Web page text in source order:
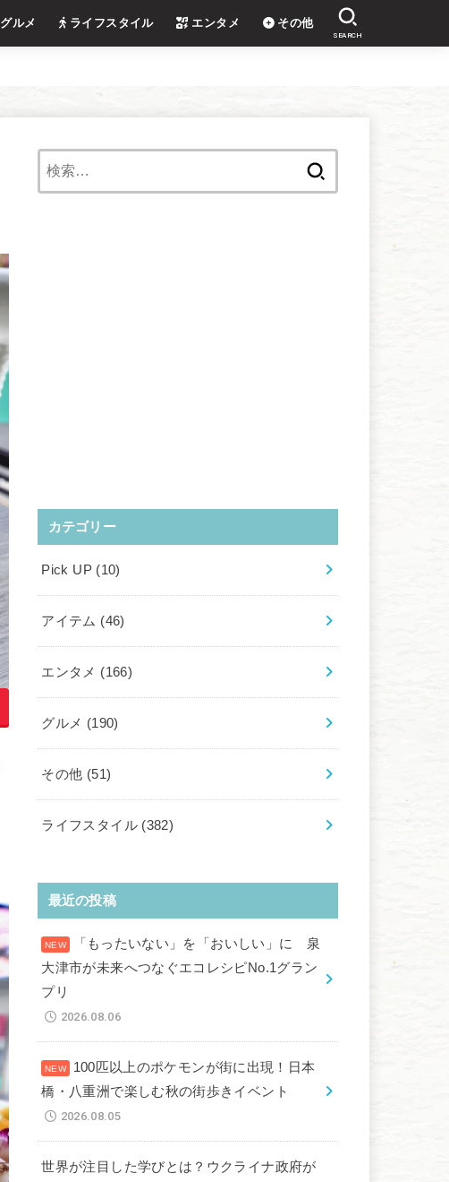
グルメ ライフスタイル エンタメ その他
SEARCH
カテゴリー
Pick UP (10)
アイテム (46)
エンタメ (166)
グルメ (190)
その他 (51)
ライフスタイル (382)
最近の投稿
「もったいない」を「おいしい」に 泉
大津市が未来へつなぐエコレシピNo.1グラン
プリ
2026.08.06
100匹以上のポケモンが街に出現！日本
橋・八重洲で楽しむ秋の街歩きイベント
2026.08.05
世界が注目した学びとは？ウクライナ政府が